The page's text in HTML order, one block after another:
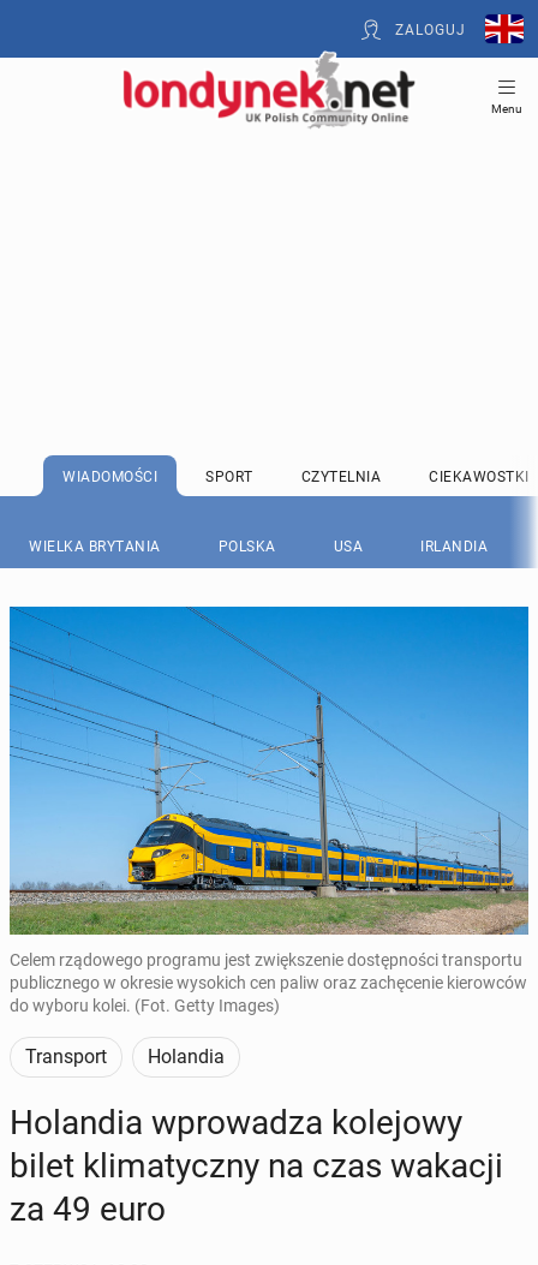
ZALOGUJ
Menu
WIADOMOŚCI SPORT CZYTELNIA CIEKAWOSTKI
WIELKA BRYTANIA POLSKA USA IRLANDIA
Celem rządowego programu jest zwiększenie dostępności transportu
publicznego w okresie wysokich cen paliw oraz zachęcenie kierowców
do wyboru kolei. (Fot. Getty Images)
Transport Holandia
Ho­lan­dia wpro­wa­dza ko­le­jo­wy
bilet kli­ma­tycz­ny na czas wakacji
za 49 euro